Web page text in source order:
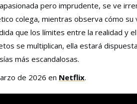
pero imprudente, se ve
colega, mientras observa cómo
que los límites entre la realidad y
se multiplican, ella estará
más escandalosas.
de 2026 en Netflix.